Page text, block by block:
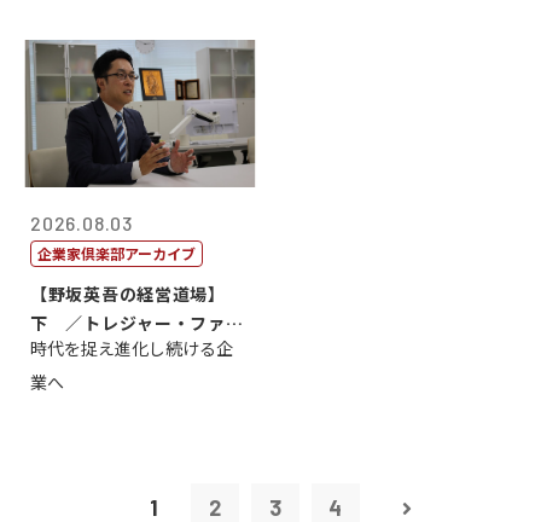
2026.08.03
企業家倶楽部アーカイブ
【野坂英吾の経営道場】
下 ／トレジャー・ファク
トリー社長野坂...
時代を捉え進化し続ける企
業へ
1 2 3 4